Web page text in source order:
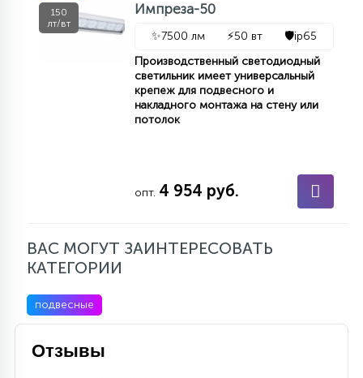
150
лт/вт
Импреза-50
✨7500 лм ⚡50 вт 🛡️ip65
Производственный светодиодный
светильник имеет универсальный
крепеж для подвесного и
накладного монтажа на стену или
потолок
опт. 4 954 руб.
ВАС МОГУТ ЗАИНТЕРЕСОВАТЬ
КАТЕГОРИИ
подвесные
Отзывы